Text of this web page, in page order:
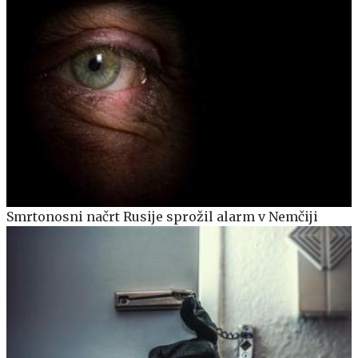
Smrtonosni načrt Rusije sprožil alarm v Nemčiji